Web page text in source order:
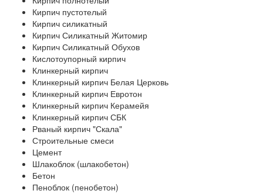
Кирпич пустотелый
Кирпич силикатный
Кирпич Силикатный Житомир
Кирпич Силикатный Обухов
Кислотоупорный кирпич
Клинкерный кирпич
Клинкерный кирпич Белая Церковь
Клинкерный кирпич Евротон
Клинкерный кирпич Керамейя
Клинкерный кирпич СБК
Рваный кирпич "Скала"
Строительные смеси
Цемент
Шлакоблок (шлакобетон)
Бетон
Пеноблок (пенобетон)